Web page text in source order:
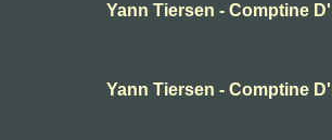
Yann Tiersen - Comptine
Yann Tiersen - Comptine